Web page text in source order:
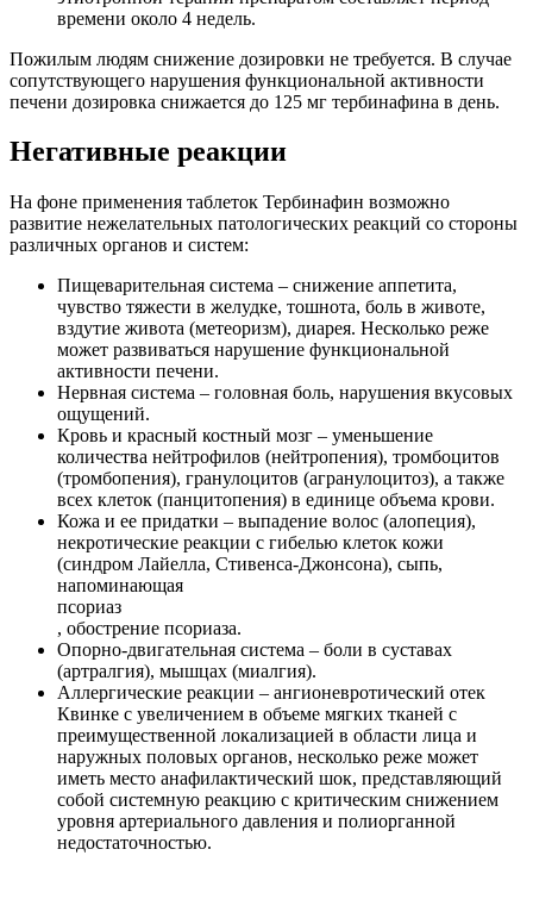
времени около 4 недель.
Пожилым людям снижение дозировки не требуется. В случае
сопутствующего нарушения функциональной активности
печени дозировка снижается до 125 мг тербинафина в день.
Негативные реакции
На фоне применения таблеток Тербинафин возможно
развитие нежелательных патологических реакций со стороны
различных органов и систем:
Пищеварительная система – снижение аппетита,
чувство тяжести в желудке, тошнота, боль в животе,
вздутие живота (метеоризм), диарея. Несколько реже
может развиваться нарушение функциональной
активности печени.
Нервная система – головная боль, нарушения вкусовых
ощущений.
Кровь и красный костный мозг – уменьшение
количества нейтрофилов (нейтропения), тромбоцитов
(тромбопения), гранулоцитов (агранулоцитоз), а также
всех клеток (панцитопения) в единице объема крови.
Кожа и ее придатки – выпадение волос (алопеция),
некротические реакции с гибелью клеток кожи
(синдром Лайелла, Стивенса-Джонсона), сыпь,
напоминающая
псориаз
, обострение псориаза.
Опорно-двигательная система – боли в суставах
(артралгия), мышцах (миалгия).
Аллергические реакции – ангионевротический отек
Квинке с увеличением в объеме мягких тканей с
преимущественной локализацией в области лица и
наружных половых органов, несколько реже может
иметь место анафилактический шок, представляющий
собой системную реакцию с критическим снижением
уровня артериального давления и полиорганной
недостаточностью.